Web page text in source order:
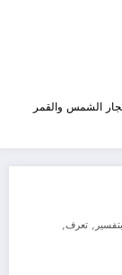
الشمس والقمر
بتفسير , تعرف,